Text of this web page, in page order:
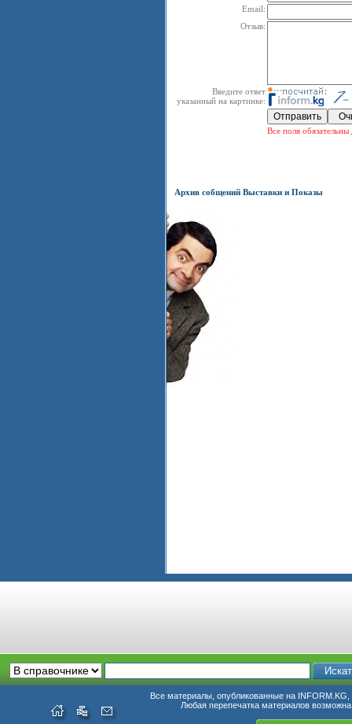
Email:
Отзыв:
Введите ответ
указанный на картинке:
Все поля обязательны
Архив собщений Выставки и Показы
Все материалы, опубликованные на INFORM.KG,
Любая перепечатка материалов